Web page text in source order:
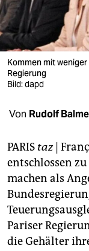
wahrheit
verlag
verlag
veranstaltungen
unterstützen
abo
genossenschaft
epaper login
Kommen mit
Regierung
Bild: dapd
Von Rudolf
PARIS taz|
entschlossen
machen als
Pariser
die Gehälter